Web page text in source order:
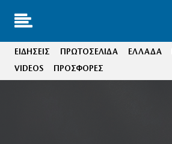
ΕΙΔΗΣΕΙΣ ΠΡΩΤΟΣΕΛΙΔΑ ΕΛΛΑΔΑ
VIDEOS
ΠΡΟΣΦΟΡΕΣ